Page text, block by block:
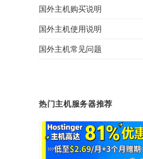
国外主机购买说明
国外主机使用说明
国外主机常见问题
热门主机服务器推荐